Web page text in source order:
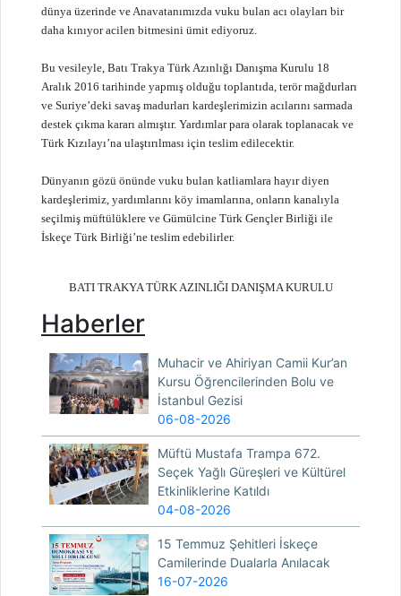
dünya üzerinde ve Anavatanımızda vuku bulan acı olayları bir
daha kınıyor acilen bitmesini ümit ediyoruz.
Bu vesileyle, Batı Trakya Türk Azınlığı Danışma Kurulu 18
Aralık 2016 tarihinde yapmış olduğu toplantıda, terör mağdurları
ve Suriye’deki savaş madurları kardeşlerimizin acılarını sarmada
destek çıkma kararı almıştır. Yardımlar para olarak toplanacak ve
Türk Kızılayı’na ulaştırılması için teslim edilecektir.
Dünyanın gözü önünde vuku bulan katliamlara hayır diyen
kardeşlerimiz, yardımlarını köy imamlarına, onların kanalıyla
seçilmiş müftülüklere ve Gümülcine Türk Gençler Birliği ile
İskeçe Türk Birliği’ne teslim edebilirler.
BATI TRAKYA TÜRK AZINLIĞI DANIŞMA KURULU
Haberler
Muhacir ve Ahiriyan Camii Kur’an
Kursu Öğrencilerinden Bolu ve
İstanbul Gezisi
06-08-2026
Müftü Mustafa Trampa 672.
Seçek Yağlı Güreşleri ve Kültürel
Etkinliklerine Katıldı
04-08-2026
15 Temmuz Şehitleri İskeçe
Camilerinde Dualarla Anılacak
16-07-2026